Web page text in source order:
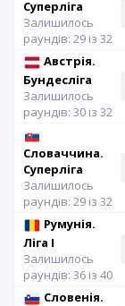
Суперліга
Залишилось
раундів: 29 із 32
Австрія.
Бундесліга
Залишилось
раундів: 30 із 32
Словаччина.
Суперліга
Залишилось
раундів: 29 із 32
Румунія.
Ліга I
Залишилось
раундів: 36 із 40
Словенія.